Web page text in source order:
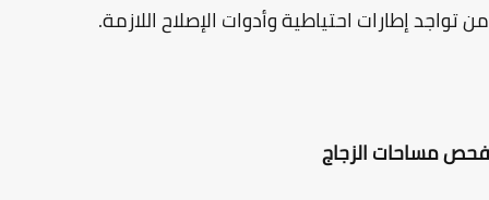
إطارات احتياطية وأدوات الإصلاح اللازمة.
مساحات الزجاج